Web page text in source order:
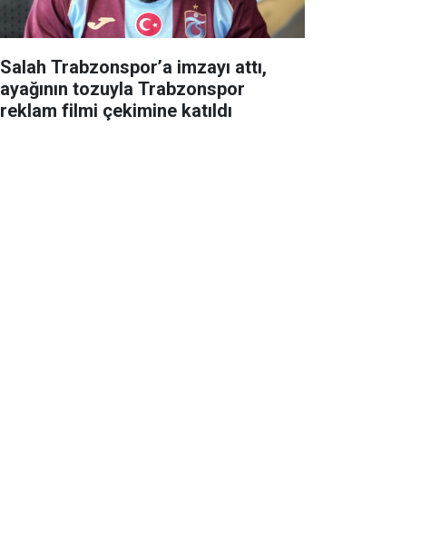
Salah Trabzonspor’a imzayı attı,
ayağının tozuyla Trabzonspor
reklam filmi çekimine katıldı